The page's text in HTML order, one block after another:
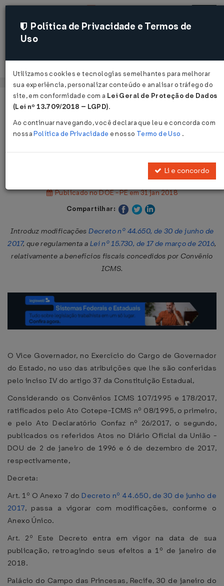
Acessar
Página Inicial
Legislações
Decreto Nº 45589 DE 30/01/2018
Publicado no DOE - PE em 31 jan 2018
Compartilhar:
Introduz modificaçõesDecreto nº 44.650, de 30 de junho de
2017, que regulamenta a Lei nº 15.730, de 17 de março de 2016,
relativamente a benefícios fiscais concedidos por Convênio
ICMS.
O Vice Governador, no Exercício do Cargo de Governador
do Estado, no uso das atribuições que lhe são conferidas
pelo inciso IV do artigo 37 da Constituição Estadual,
Considerando os Convênios ICMS 107/1995 e 178/2017,
ratificados pelo Ato Cotepe-ICMS nº 08/1995, o primeiro,
e pelo Ato Declaratório Confaz nº 26/2017, o segundo,
publicados os referidos Atos no Diário Oficial da União -
DOU de 2 de janeiro de 1996 e 6 de dezembro de 2017,
respectivamente,
Decreta:
Art. 1º O Anexo 7 do Decreto nº 44.650, de 30 de junho de
2017, passa a vigorar com modificações, conforme o
Anexo Único.
Art. 2º Este Decreto entra em vigor na data de sua
publicação, retroagindo seus efeitos a 1º de janeiro de
2018.
Palácio do Campo das Princesas, Recife, 30 de janeiro do
Política de Privacidade e Termos de
Uso
Utilizamos cookies e tecnologias semelhantes para melhorar
sua experiência, personalizar conteúdo e analisar o tráfego do
site, em conformidade com a Lei Geral de Proteção de Dados
(Lei nº 13.709/2018 – LGPD).
Ao continuar navegando, você declara que leu e concorda com
nossaPolítica de Privacidade e nosso Termo de Uso .
Li e concordo